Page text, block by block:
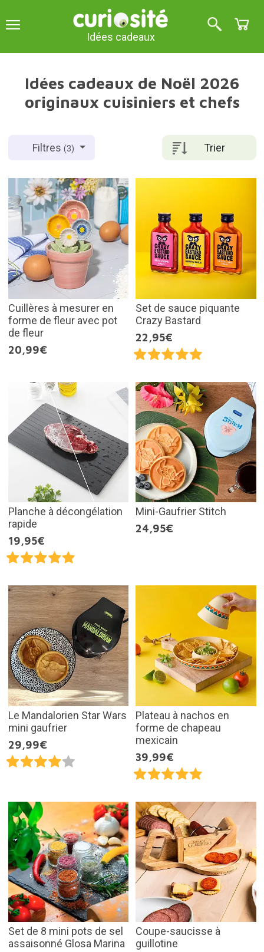
Idées cadeaux
Idées cadeaux de Noël 2026
originaux cuisiniers et chefs
Trier
Filtres(3)
Cuillères à mesurer en
forme de fleur avec pot
de fleur
20,99€
Set de sauce piquante
Crazy Bastard
22,95€
Planche à décongélation
rapide
19,95€
Mini-Gaufrier Stitch
24,95€
Le Mandalorien Star Wars
mini gaufrier
29,99€
Plateau à nachos en
forme de chapeau
mexicain
39,99€
Set de 8 mini pots de sel
assaisonné Glosa Marina
Coupe-saucisse à
guillotine